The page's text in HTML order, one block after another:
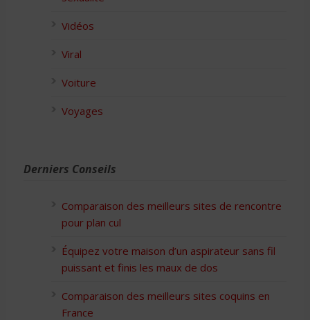
Vidéos
Viral
Voiture
Voyages
Derniers Conseils
Comparaison des meilleurs sites de rencontre
pour plan cul
Équipez votre maison d’un aspirateur sans fil
puissant et finis les maux de dos
Comparaison des meilleurs sites coquins en
France